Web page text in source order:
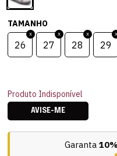
TAMANHO
26 27 28 29
Produto Indisponível
AVISE-ME
Garanta